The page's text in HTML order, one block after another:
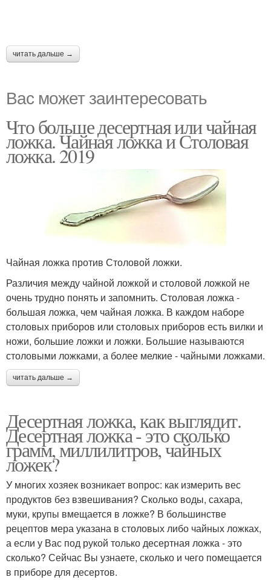
читать дальше →
Вас может заинтересовать
Что больше десертная или чайная
ложка. Чайная ложка и Столовая
ложка. 2019
Чайная ложка против Столовой ложки.
Различия между чайной ложкой и столовой ложкой не
очень трудно понять и запомнить. Столовая ложка -
большая ложка, чем чайная ложка. В каждом наборе
столовых приборов или столовых приборов есть вилки и
ножи, большие ложки и ложки. Большие называются
столовыми ложками, а более мелкие - чайными ложками.
читать дальше →
Десертная ложка, как выглядит.
Десертная ложка - это сколько
грамм, миллилитров, чайных
ложек?
У многих хозяек возникает вопрос: как измерить вес
продуктов без взвешивания? Сколько воды, сахара,
муки, крупы вмещается в ложке? В большинстве
рецептов мера указана в столовых либо чайных ложках,
а если у Вас под рукой только десертная ложка - это
сколько? Сейчас Вы узнаете, сколько и чего помещается
в приборе для десертов.